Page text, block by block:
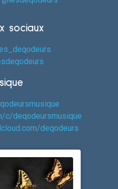
sociaux
c/deqodeursmusique
deqodeurs